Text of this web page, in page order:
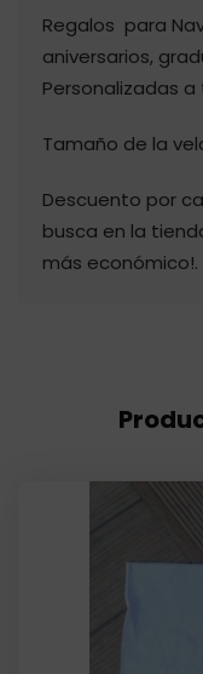
Regalos para
aniversarios,
Personalizadas
Tamaño de la
Descuento por
busca en la
más económico!.